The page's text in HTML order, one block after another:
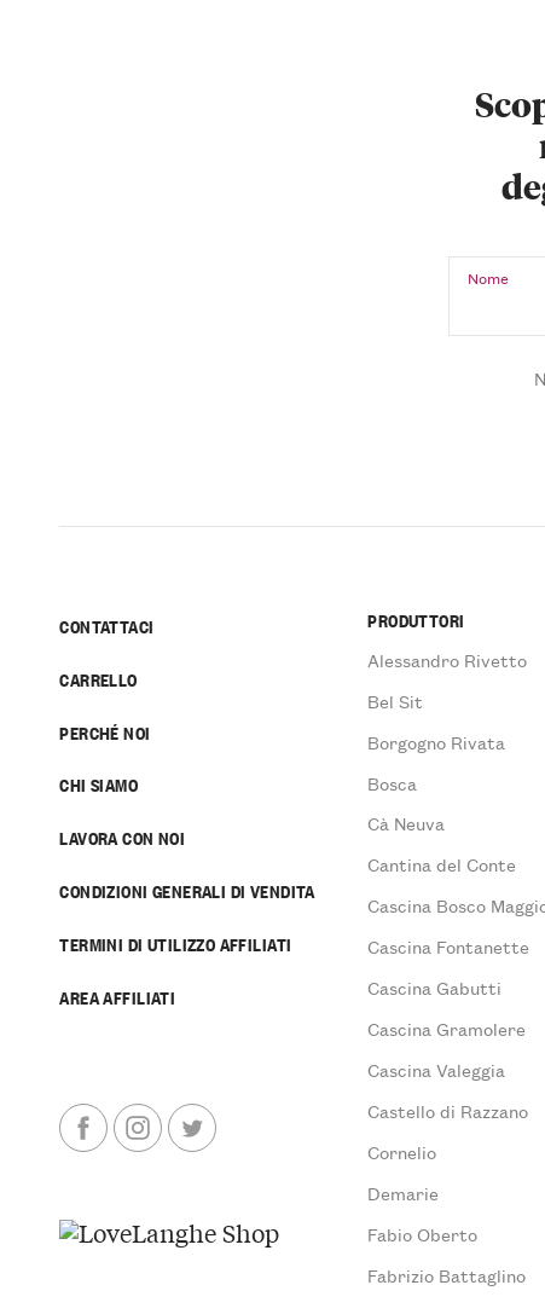
Nome
CONTATTACI
CARRELLO
PERCHÉ NOI
CHI SIAMO
LAVORA CON NOI
CONDIZIONI GENERALI DI VENDITA
TERMINI DI UTILIZZO AFFILIATI
AREA AFFILIATI
PRODUTTORI
Alessandro Rivetto
Bel Sit
Borgogno Rivata
Bosca
Cà Neuva
Cantina del Conte
Cascina Bosco
Cascina Fontanette
Cascina Gabutti
Cascina Gramolere
Cascina Valeggia
Castello di Razzano
Cornelio
Demarie
Fabio Oberto
Fabrizio Battaglino